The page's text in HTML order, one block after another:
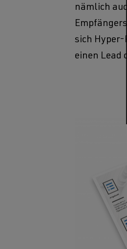
nämlich
sich Hyper-
einen Lead